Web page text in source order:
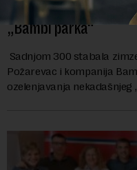
Požarevac i Bambi
„Bambi parka“
Sadnjom 300 stabala
Požarevac i kompanija
ozelenjavanja nekadašnjeg
obnove „Bambi parka“
zabavno-rekreativnih i
površina, a prvi rezultati